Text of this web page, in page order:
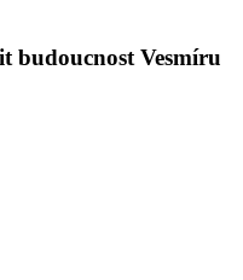
budoucnost Vesmíru